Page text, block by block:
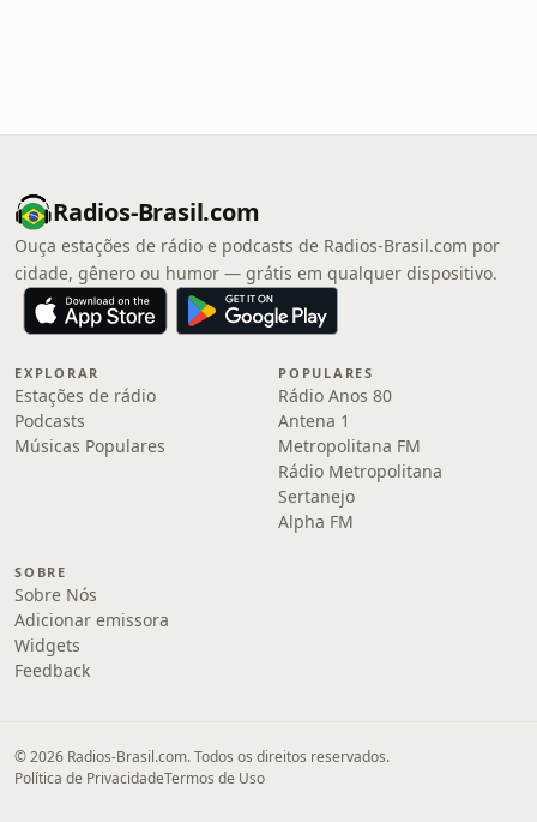
Radios-Brasil.com
Ouça estações de rádio e podcasts de Radios-Brasil.com por
cidade, gênero ou humor — grátis em qualquer dispositivo.
EXPLORAR
Estações de rádio
Podcasts
Músicas Populares
POPULARES
Rádio Anos 80
Antena 1
Metropolitana FM
Rádio Metropolitana
Sertanejo
Alpha FM
SOBRE
Sobre Nós
Adicionar emissora
Widgets
Feedback
© 2026 Radios-Brasil.com. Todos os direitos reservados.
Política de PrivacidadeTermos de Uso